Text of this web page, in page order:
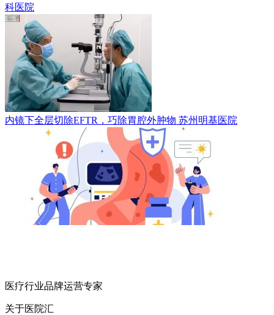
科医院
内镜下全层切除EFTR，巧除胃腔外肿物 苏州明基医院
医疗行业品牌运营专家
关于医院汇